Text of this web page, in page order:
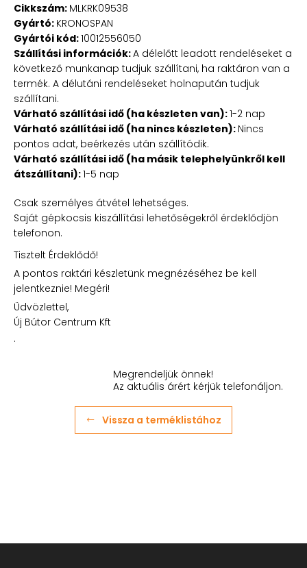
Cikkszám: MLKRK09538
Gyártó: KRONOSPAN
Gyártói kód:10012556050
Szállítási információk:A délelőtt leadott rendeléseket a
következő munkanap tudjuk szállítani, ha raktáron van a
termék. A délutáni rendeléseket holnapután tudjuk
szállítani.
Várható szállítási idő (ha készleten van):1-2 nap
Várható szállítási idő (ha nincs készleten): Nincs
pontos adat, beérkezés után szállítódik.
Várható szállítási idő (ha másik telephelyünkről kell
átszállítani):1-5 nap
Csak személyes átvétel lehetséges.
Saját gépkocsis kiszállítási lehetőségekről érdeklődjön
telefonon.
Tisztelt Érdeklődő!
A pontos raktári készletünk megnézéséhez be kell
jelentkeznie! Megéri!
Üdvözlettel,
Új Bútor Centrum Kft
.
Megrendeljük önnek!
Az aktuális árért kérjük telefonáljon.
Vissza a terméklistához